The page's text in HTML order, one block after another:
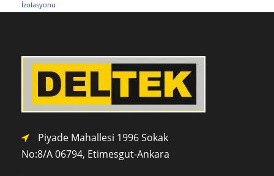
İzolasyonu
Piyade Mahallesi 1996 Sokak
No:8/A 06794, Etimesgut-Ankara